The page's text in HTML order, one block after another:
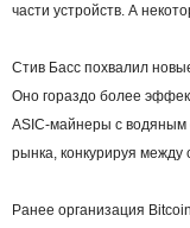
части устройств. А
Стив Басс похвалил
Оно гораздо более
ASIC-майнеры с
рынка, конкурируя между
Ранее организация